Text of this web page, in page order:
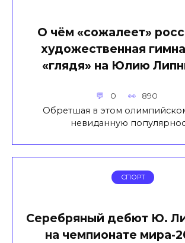
О чём «сожалеет»
художественная
«глядя» на Юлию
0 890
Обретшая в этом
невиданную
СПОРТ
Серебряный дебют Ю.
на чемпионате мира-